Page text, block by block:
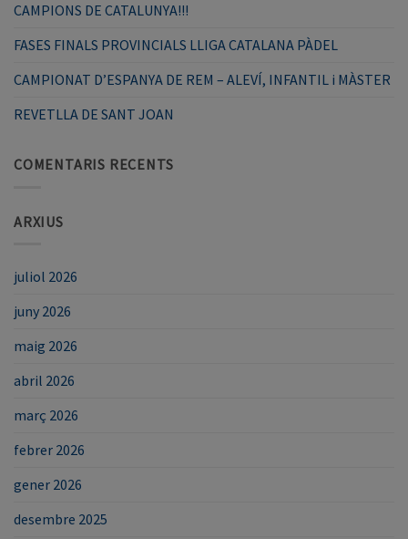
CAMPIONS DE CATALUNYA!!!
FASES FINALS PROVINCIALS LLIGA CATALANA PÀDEL
CAMPIONAT D’ESPANYA DE REM – ALEVÍ, INFANTIL i MÀSTER
REVETLLA DE SANT JOAN
COMENTARIS RECENTS
ARXIUS
juliol 2026
juny 2026
maig 2026
abril 2026
març 2026
febrer 2026
gener 2026
desembre 2025